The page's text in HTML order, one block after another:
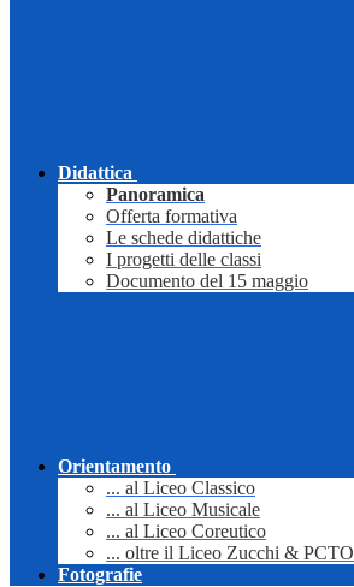
Didattica
Panoramica
Offerta formativa
Le schede didattiche
I progetti delle classi
Documento del 15 maggio
Orientamento
... al Liceo Classico
... al Liceo Musicale
... al Liceo Coreutico
... oltre il Liceo Zucchi & PCTO
Fotografie